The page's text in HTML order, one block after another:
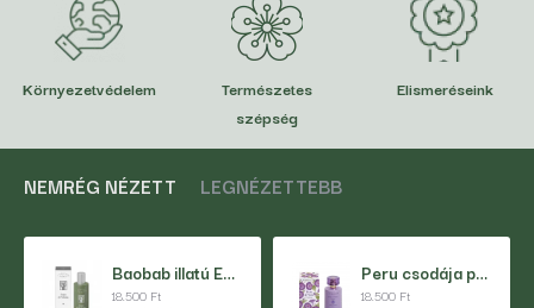
Környezetvédelem
Természetes
szépség
Elismeréseink
NEMRÉG NÉZETT LEGNÉZETTEBB
Baobab illatú Eau de Parfum
18.500 Ft
Peru csodája parfüm 50 ml
18.500 Ft